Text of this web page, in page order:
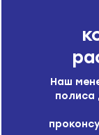
Наш
полиса